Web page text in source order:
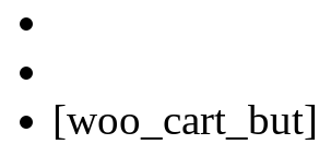
[woo_cart_but]